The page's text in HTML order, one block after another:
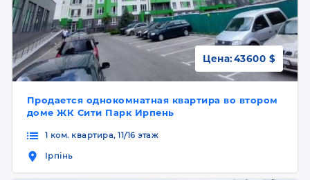
Продается однокомнатная квартира во втором
доме ЖК Сити Парк Ирпень
Цена:43600 $
1 ком. квартира, 11/16 этаж
Ірпінь